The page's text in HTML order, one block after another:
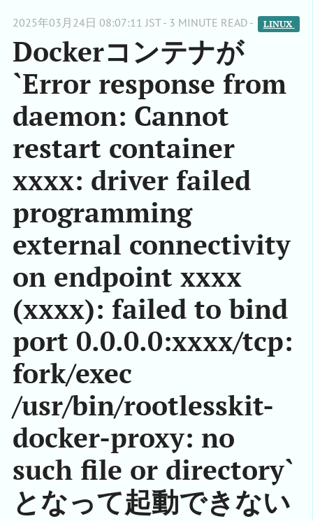
2025年03月24日 08:07:11 JST - 3 MINUTE READ - LINUX
Dockerコンテナが
`Error response from
daemon: Cannot
restart container
xxxx: driver failed
programming
external connectivity
on endpoint xxxx
(xxxx): failed to bind
port 0.0.0.0:xxxx/tcp:
fork/exec
/usr/bin/rootlesskit-
docker-proxy: no
such file or directory`
となって起動できない